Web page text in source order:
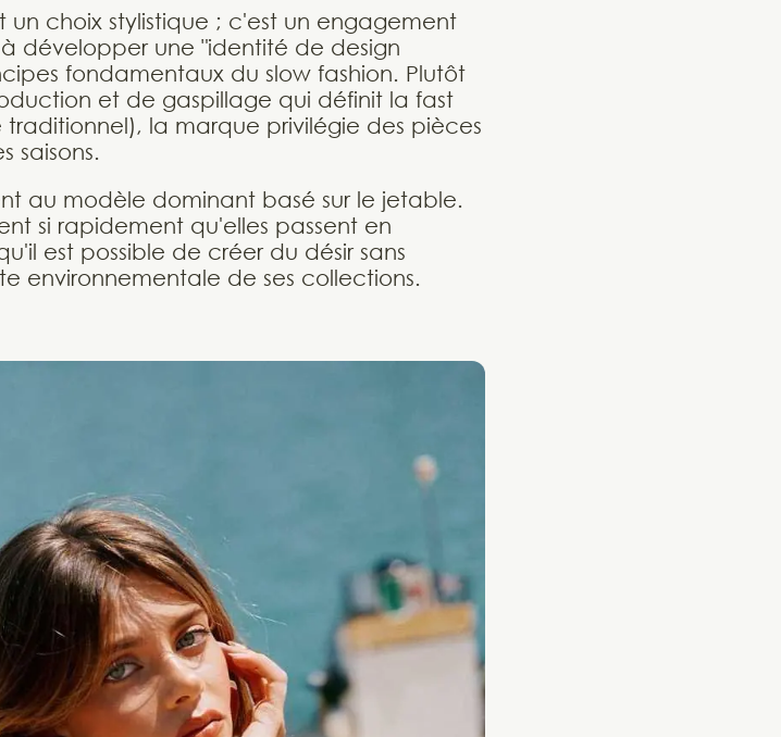
choix stylistique ; c'est un engagement
développer une "identité de design
fondamentaux du slow fashion. Plutôt
et de gaspillage qui définit la fast
la marque privilégie des pièces
saisons.
au modèle dominant basé sur le jetable.
si rapidement qu'elles passent en
est possible de créer du désir sans
environnementale de ses collections.